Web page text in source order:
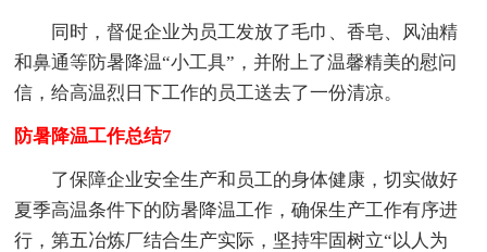
同时，督促企业为员工发放了毛巾、香皂、风油精
和鼻通等防暑降温“小工具”，并附上了温馨精美的慰问
信，给高温烈日下工作的员工送去了一份清凉。
防暑降温工作总结7
了保障企业安全生产和员工的身体健康，切实做好
夏季高温条件下的防暑降温工作，确保生产工作有序进
行，第五冶炼厂结合生产实际，坚持牢固树立“以人为